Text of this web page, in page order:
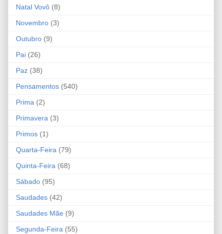
Natal Vovô (8)
Novembro (3)
Outubro (9)
Pai (26)
Paz (38)
Pensamentos (540)
Prima (2)
Primavera (3)
Primos (1)
Quarta-Feira (79)
Quinta-Feira (68)
Sábado (95)
Saudades (42)
Saudades Mãe (9)
Segunda-Feira (55)